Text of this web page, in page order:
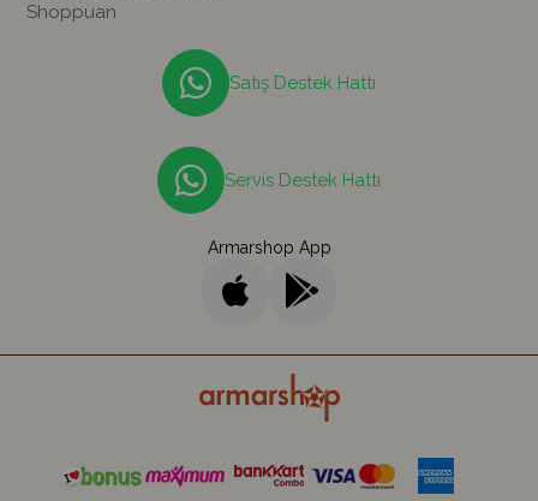
Shoppuan
Satış Destek Hattı
Servis Destek Hattı
Armarshop App